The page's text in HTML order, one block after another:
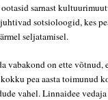
sarnast
sotsioloogid, kes
seljatamisel.
vabakond on ette võtnud,
pea aasta toimunud
vahel. Linnaidee vedaja